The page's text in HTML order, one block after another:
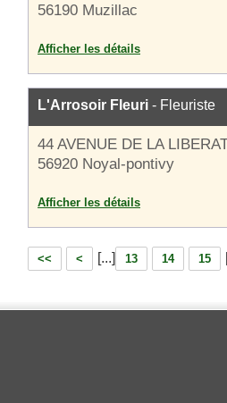
56190 Muzillac
Afficher les détails
L'Arrosoir Fleuri - Fleuriste
44 AVENUE DE LA
56920 Noyal-pontivy
Afficher les détails
<< < [...] 13 14 15